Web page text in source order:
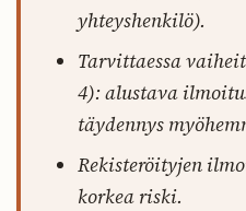
yhteyshenkilö).
Tarvittaessa
4): alustava
täydennys
Rekisteröityjen
korkea riski.